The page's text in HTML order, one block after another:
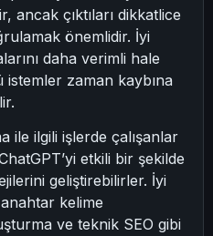
ancak çıktıları dikkatlice
önemlidir. İyi
daha verimli hale
zaman kaybına
ile ilgili işlerde çalışanlar
etkili bir şekilde
geliştirebilirler. İyi
kelime
ve teknik SEO gibi